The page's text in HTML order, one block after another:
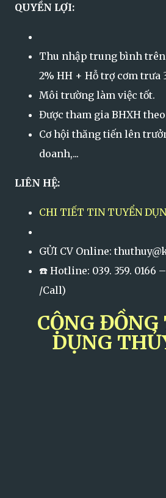
QUYỀN LỢI:
Thu nhập trung bình trên
2% HH + Hỗ trợ cơm trưa
Môi trường làm việc tốt.
Được tham gia BHXH
Cơ hội thăng tiến lên
doanh,...
LIÊN HỆ:
CHI TIẾT TIN TUYỂN
GỬI CV Online:
☎️ Hotline: 039. 359. 0166
/Call)
CỘNG
DỤNG